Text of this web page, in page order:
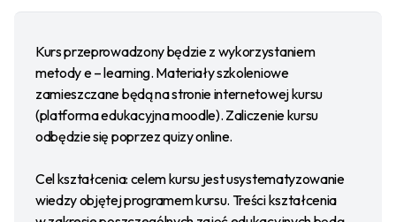
Kurs przeprowadzony będzie z wykorzystaniem
metody e – learning. Materiały szkoleniowe
zamieszczane będą na stronie internetowej kursu
(platforma edukacyjna moodle). Zaliczenie kursu
odbędzie się poprzez quizy online.
Cel kształcenia: celem kursu jest usystematyzowanie
wiedzy objętej programem kursu. Treści kształcenia